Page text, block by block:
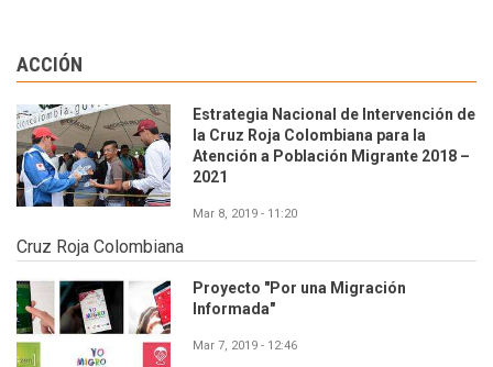
ACCIÓN
Estrategia Nacional de Intervención de
la Cruz Roja Colombiana para la
Atención a Población Migrante 2018 –
2021
Mar 8, 2019 - 11:20
Cruz Roja Colombiana
Proyecto "Por una Migración
Informada"
Mar 7, 2019 - 12:46